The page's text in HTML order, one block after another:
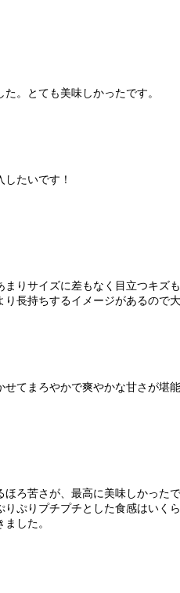
。とても美味しかったです。
たいです！
りサイズに差もなく目立つキズ
長持ちするイメージがあるので
てまろやかで爽やかな甘さが堪
ろ苦さが、最高に美味しかったで
ぷりプチプチとした食感はいく
した。